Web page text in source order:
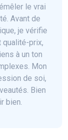
le vrai
Avant de
je vérifie
qualité-prix,
à un ton
Mon
de soi,
Bien
bien.